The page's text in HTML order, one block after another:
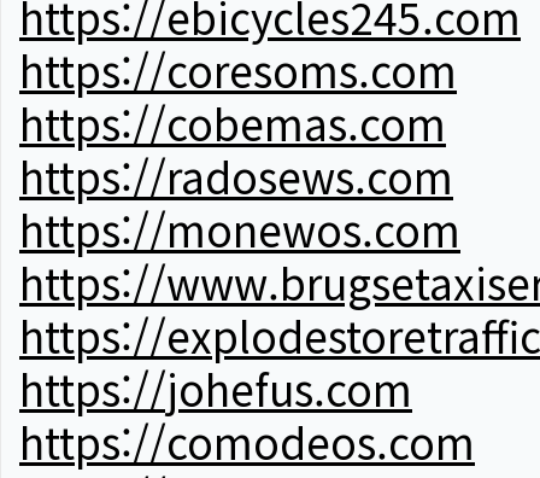
https://ebicycles245.com
https://coresoms.com
https://cobemas.com
https://radosews.com
https://monewos.com
https://
https://
https://johefus.com
https://comodeos.com